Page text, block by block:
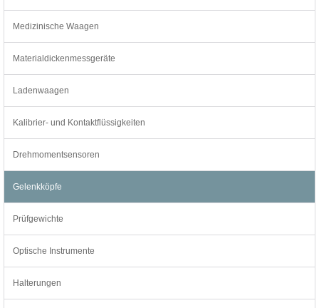
Medizinische Waagen
Materialdickenmessgeräte
Ladenwaagen
Kalibrier- und Kontaktflüssigkeiten
Drehmomentsensoren
Gelenkköpfe
Prüfgewichte
Optische Instrumente
Halterungen